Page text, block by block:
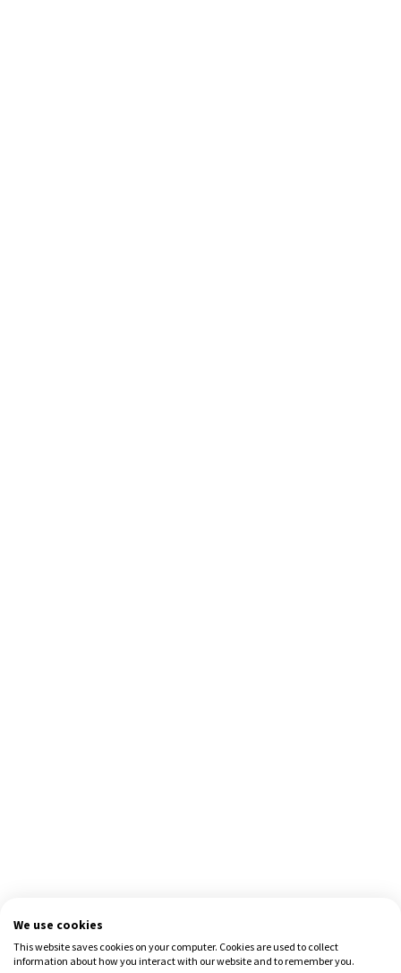
We use cookies
This website saves cookies on your computer. Cookies are used to collect
information about how you interact with our website and to remember you.